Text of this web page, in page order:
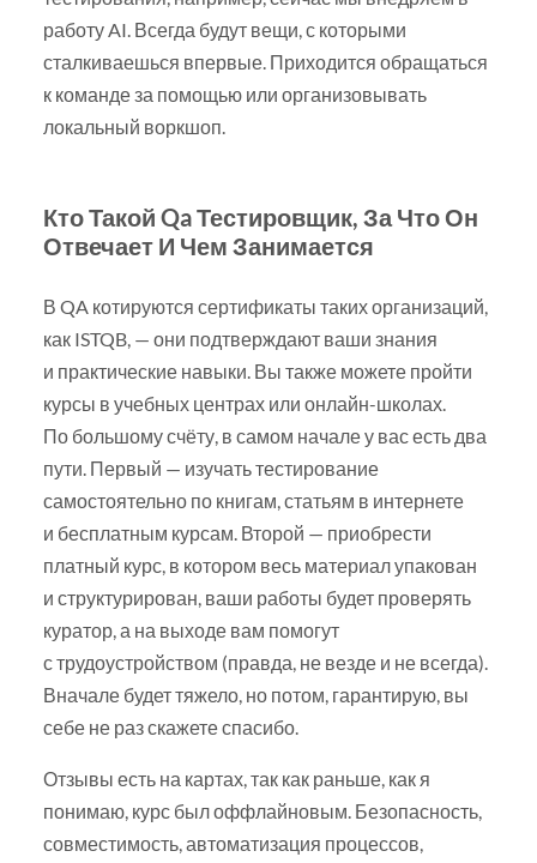
работу AI. Всегда будут вещи, с которыми
сталкиваешься впервые. Приходится обращаться
к команде за помощью или организовывать
локальный воркшоп.
Кто Такой Qa Тестировщик, За Что Он
Отвечает И Чем Занимается
В QA котируются сертификаты таких организаций,
как ISTQB, — они подтверждают ваши знания
и практические навыки. Вы также можете пройти
курсы в учебных центрах или онлайн-школах.
По большому счёту, в самом начале у вас есть два
пути. Первый — изучать тестирование
самостоятельно по книгам, статьям в интернете
и бесплатным курсам. Второй — приобрести
платный курс, в котором весь материал упакован
и структурирован, ваши работы будет проверять
куратор, а на выходе вам помогут
с трудоустройством (правда, не везде и не всегда).
Вначале будет тяжело, но потом, гарантирую, вы
себе не раз скажете спасибо.
Отзывы есть на картах, так как раньше, как я
понимаю, курс был оффлайновым. Безопасность,
совместимость, автоматизация процессов,